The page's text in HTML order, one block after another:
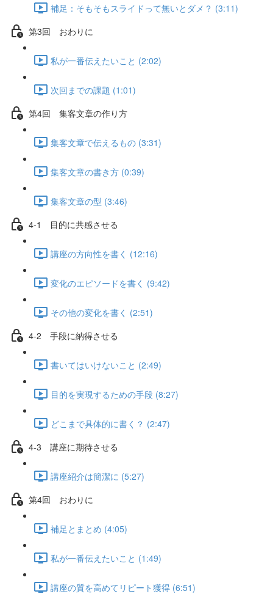
補足：そもそもスライドって無いとダメ？ (3:11)
第3回 おわりに
私が一番伝えたいこと (2:02)
次回までの課題 (1:01)
第4回 集客文章の作り方
集客文章で伝えるもの (3:31)
集客文章の書き方 (0:39)
集客文章の型 (3:46)
4-1 目的に共感させる
講座の方向性を書く (12:16)
変化のエピソードを書く (9:42)
その他の変化を書く (2:51)
4-2 手段に納得させる
書いてはいけないこと (2:49)
目的を実現するための手段 (8:27)
どこまで具体的に書く？ (2:47)
4-3 講座に期待させる
講座紹介は簡潔に (5:27)
第4回 おわりに
補足とまとめ (4:05)
私が一番伝えたいこと (1:49)
講座の質を高めてリピート獲得 (6:51)